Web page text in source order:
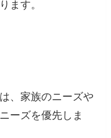
ます。
、家族のニーズや
ーズを優先しま